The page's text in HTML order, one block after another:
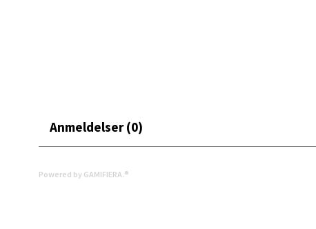
Anmeldelser (0)
Powered by GAMIFIERA.®